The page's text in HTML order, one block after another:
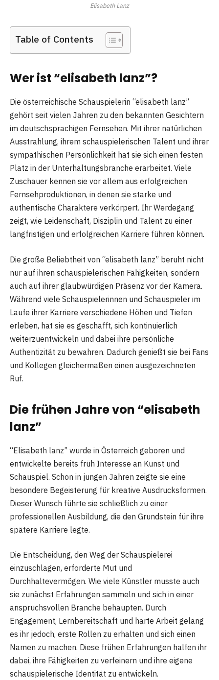
Elisabeth Lanz
Table of Contents
Wer ist “elisabeth lanz”?
Die österreichische Schauspielerin “elisabeth lanz”
gehört seit vielen Jahren zu den bekannten Gesichtern
im deutschsprachigen Fernsehen. Mit ihrer natürlichen
Ausstrahlung, ihrem schauspielerischen Talent und ihrer
sympathischen Persönlichkeit hat sie sich einen festen
Platz in der Unterhaltungsbranche erarbeitet. Viele
Zuschauer kennen sie vor allem aus erfolgreichen
Fernsehproduktionen, in denen sie starke und
authentische Charaktere verkörpert. Ihr Werdegang
zeigt, wie Leidenschaft, Disziplin und Talent zu einer
langfristigen und erfolgreichen Karriere führen können.
Die große Beliebtheit von “elisabeth lanz” beruht nicht
nur auf ihren schauspielerischen Fähigkeiten, sondern
auch auf ihrer glaubwürdigen Präsenz vor der Kamera.
Während viele Schauspielerinnen und Schauspieler im
Laufe ihrer Karriere verschiedene Höhen und Tiefen
erleben, hat sie es geschafft, sich kontinuierlich
weiterzuentwickeln und dabei ihre persönliche
Authentizität zu bewahren. Dadurch genießt sie bei Fans
und Kollegen gleichermaßen einen ausgezeichneten
Ruf.
Die frühen Jahre von “elisabeth
lanz”
“Elisabeth lanz” wurde in Österreich geboren und
entwickelte bereits früh Interesse an Kunst und
Schauspiel. Schon in jungen Jahren zeigte sie eine
besondere Begeisterung für kreative Ausdrucksformen.
Dieser Wunsch führte sie schließlich zu einer
professionellen Ausbildung, die den Grundstein für ihre
spätere Karriere legte.
Die Entscheidung, den Weg der Schauspielerei
einzuschlagen, erforderte Mut und
Durchhaltevermögen. Wie viele Künstler musste auch
sie zunächst Erfahrungen sammeln und sich in einer
anspruchsvollen Branche behaupten. Durch
Engagement, Lernbereitschaft und harte Arbeit gelang
es ihr jedoch, erste Rollen zu erhalten und sich einen
Namen zu machen. Diese frühen Erfahrungen halfen ihr
dabei, ihre Fähigkeiten zu verfeinern und ihre eigene
schauspielerische Identität zu entwickeln.